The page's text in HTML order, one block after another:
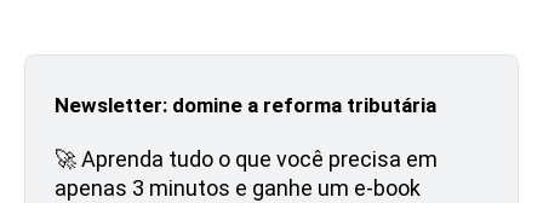
Newsletter: domine a reforma tributária
🚀 Aprenda tudo o que você precisa em
apenas 3 minutos e ganhe um e-book